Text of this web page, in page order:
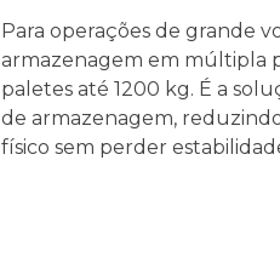
Para operações de grande
armazenagem em múltipla
paletes até 1200 kg. É a
de armazenagem,
físico sem perder